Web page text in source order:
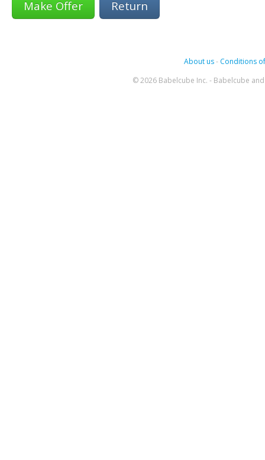
Return
About us- Conditions
© 2026 Babelcube Inc. - Babelcube